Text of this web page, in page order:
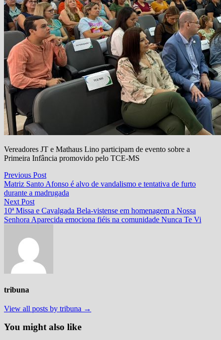
Vereadores JT e Mathaus Lino participam de evento sobre a
Primeira Infância promovido pelo TCE-MS
Navegação
de
Post
Previous PostPrevious
post:
Matriz Santo Afonso é alvo de vandalismo e tentativa de furto
durante a madrugada
Next PostNext
post:
10ª Missa e Cavalgada Bela-vistense em homenagem a Nossa
Senhora Aparecida emociona fiéis na comunidade Nunca Te Vi
tribuna
View all posts by tribuna →
You might also like